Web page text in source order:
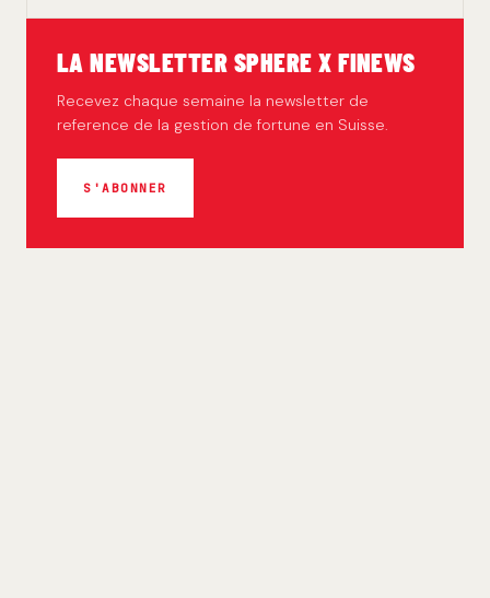
LA NEWSLETTER SPHERE X FINEWS
Recevez chaque semaine la newsletter de
reference de la gestion de fortune en Suisse.
S'ABONNER